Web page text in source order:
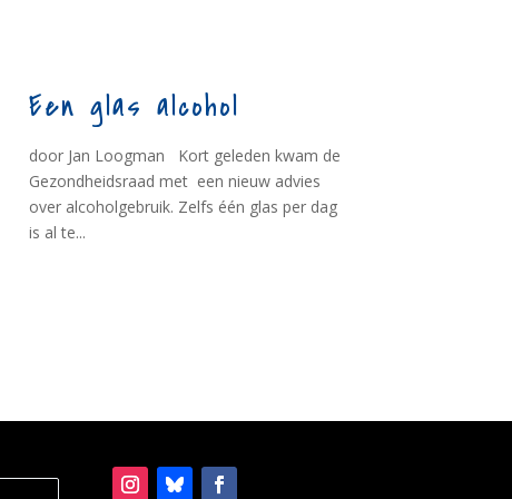
Een glas alcohol
door Jan Loogman Kort geleden kwam de
Gezondheidsraad met een nieuw advies
over alcoholgebruik. Zelfs één glas per dag
is al te...